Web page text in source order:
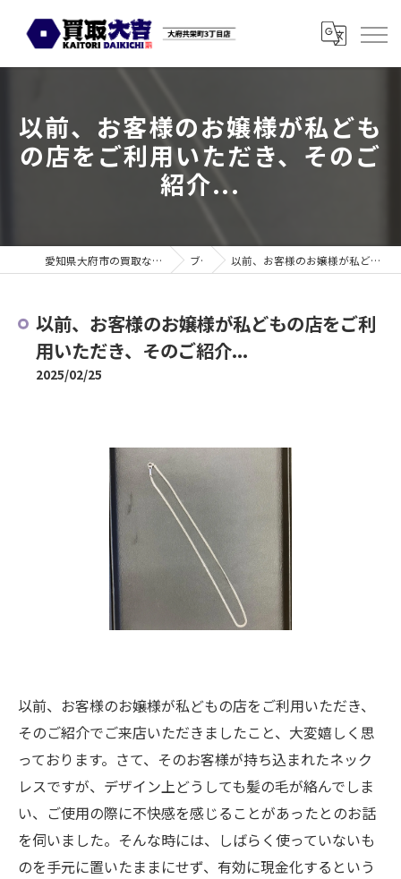
以前、お客様のお嬢様が私ども
の店をご利用いただき、そのご
紹介...
愛知県大府市の買取なら買取大吉 大府共栄町3丁目店 ブログ 以前、お客様のお嬢様が私どもの店をご利用いただき、そのご紹介...
以前、お客様のお嬢様が私どもの店をご利
用いただき、そのご紹介...
2025/02/25
以前、お客様のお嬢様が私どもの店をご利用いただき、
そのご紹介でご来店いただきましたこと、大変嬉しく思
っております。さて、そのお客様が持ち込まれたネック
レスですが、デザイン上どうしても髪の毛が絡んでしま
い、ご使用の際に不快感を感じることがあったとのお話
を伺いました。そんな時には、しばらく使っていないも
のを手元に置いたままにせず、有効に現金化するという